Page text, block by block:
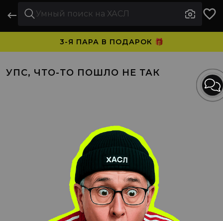
3-Я ПАРА В ПОДАРОК 🎁
УПС, ЧТО-ТО ПОШЛО НЕ ТАК